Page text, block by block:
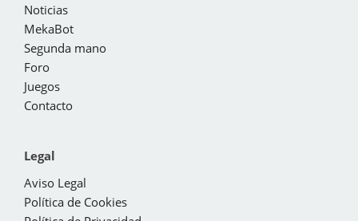
Noticias
MekaBot
Segunda mano
Foro
Juegos
Contacto
Legal
Aviso Legal
Política de Cookies